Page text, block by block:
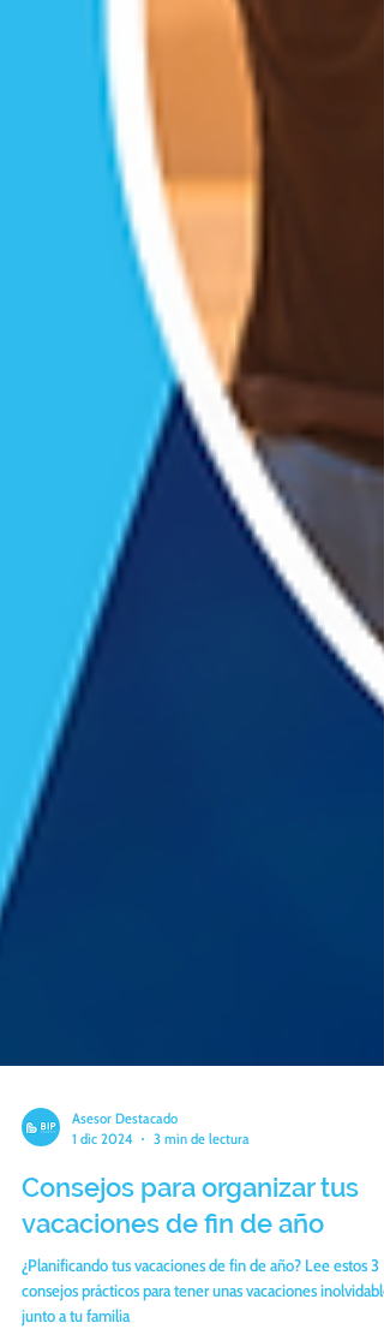
Asesor Destacado
1 dic 2024
3 min de lectura
Consejos para organizar tus
vacaciones de fin de año